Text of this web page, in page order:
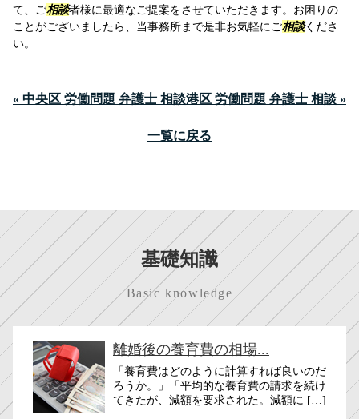
て、ご相談者様に最適なご提案をさせていただきます。お困りの
ことがございましたら、当事務所まで是非お気軽にご相談くださ
い。
« 中央区 労働問題 弁護士 相談港区 労働問題 弁護士 相談 »
一覧に戻る
基礎知識
Basic knowledge
離婚後の養育費の相場...
「養育費はどのように計算すれば良いのだ
ろうか。」「平均的な養育費の請求を続け
てきたが、減額を要求された。減額に […]